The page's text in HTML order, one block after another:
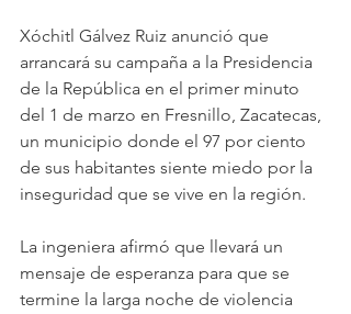
Xóchitl Gálvez Ruiz anunció que
arrancará su campaña a la Presidencia
de la República en el primer minuto
del 1 de marzo en Fresnillo, Zacatecas,
un municipio donde el 97 por ciento
de sus habitantes siente miedo por la
inseguridad que se vive en la región.
La ingeniera afirmó que llevará un
mensaje de esperanza para que se
termine la larga noche de violencia